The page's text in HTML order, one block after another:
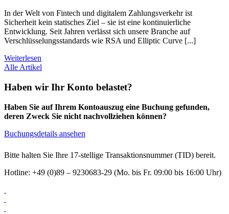
In der Welt von Fintech und digitalem Zahlungsverkehr ist
Sicherheit kein statisches Ziel – sie ist eine kontinuierliche
Entwicklung. Seit Jahren verlässt sich unsere Branche auf
Verschlüsselungsstandards wie RSA und Elliptic Curve [...]
Weiterlesen
Alle Artikel
Haben wir Ihr Konto belastet?
Haben Sie auf Ihrem Kontoauszug eine Buchung gefunden,
deren Zweck Sie nicht nachvollziehen können?
Buchungsdetails ansehen
Bitte halten Sie Ihre 17-stellige Transaktionsnummer (TID) bereit.
Hotline: +49 (0)89 – 9230683-29 (Mo. bis Fr. 09:00 bis 16:00 Uhr)